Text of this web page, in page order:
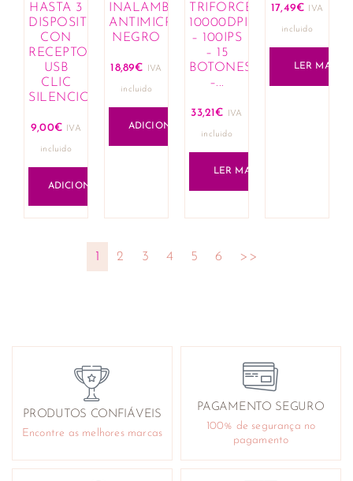
HASTA 3
DISPOSITIVOS
CON
RECEPTOR
USB
CLIC
SILENCIOSO...
9,00€ IVA
incluido
ADICIONAR
INALAMBRICO
ANTIMICROBIANO
NEGRO
18,89€ IVA
incluido
ADICIONAR
TRIFORCE
10000DPI
– 100IPS
– 15
BOTONES
–...
33,21€ IVA
incluido
LER MAIS
17,49€ IVA
incluido
LER MAIS
1 2 3 4 5 6 >>
PRODUTOS CONFIÁVEIS
Encontre as melhores marcas
PAGAMENTO SEGURO
100% de segurança no
pagamento